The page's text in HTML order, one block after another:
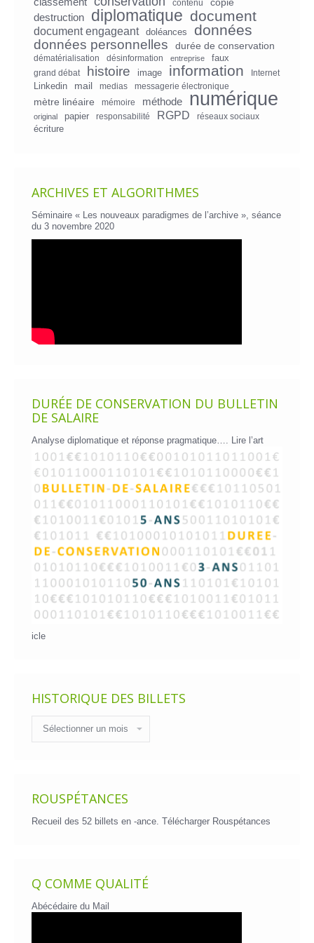
contenu
destruction
diplomatique document
document engageant doléances données
données personnelles durée de conservation
dématérialisation désinformation entreprise faux
grand débat histoire image information Internet
Linkedin mail medias messagerie électronique
mètre linéaire mémoire méthode numérique
original papier responsabilité RGPD réseaux sociaux
écriture
ARCHIVES ET ALGORITHMES
Séminaire « Les nouveaux paradigmes de l’archive », séance
du 3 novembre 2020
DURÉE DE CONSERVATION DU BULLETIN
DE SALAIRE
Analyse diplomatique et réponse pragmatique…. Lire l’art
icle
HISTORIQUE DES BILLETS
des
billets
ROUSPÉTANCES
Recueil des 52 billets en -ance. Télécharger Rouspétances
Q COMME QUALITÉ
Abécédaire du Mail